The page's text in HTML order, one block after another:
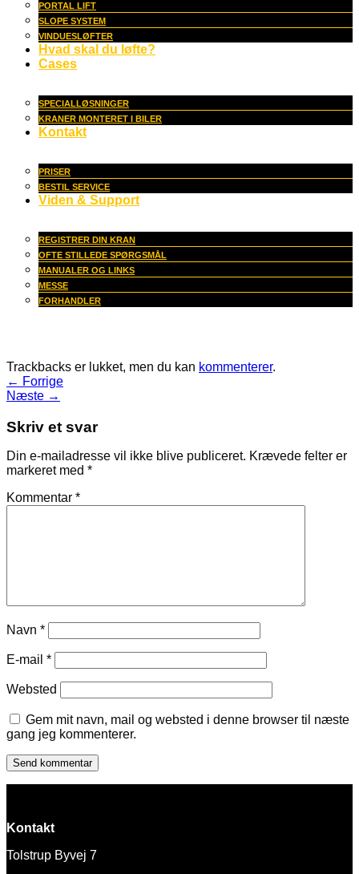
PORTAL LIFT
SLOPE SYSTEM
VINDUESLØFTER
Hvad skal du løfte?
Cases
SPECIALLØSNINGER
KRANER MONTERET I BILER
Kontakt
PRISER
BESTIL SERVICE
Viden & Support
REGISTRER DIN KRAN
OFTE STILLEDE SPØRGSMÅL
MANUALER OG LINKS
MESSE
FORHANDLER
Trackbacks er lukket, men du kan kommenterer.
← Forrige
Næste →
Skriv et svar
Din e-mailadresse vil ikke blive publiceret. Krævede felter er
markeret med *
Kommentar *
Navn *
E-mail *
Websted
Gem mit navn, mail og websted i denne browser til næste
gang jeg kommenterer.
Kontakt
Tolstrup Byvej 7